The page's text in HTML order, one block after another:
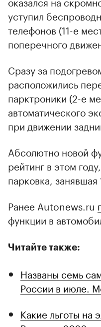
уступил
телефонов (11-е
поперечного
Сразу за
расположились
парктроники (2-е
автоматического
при движении
Абсолютно новой
рейтинг в этом
парковка, занявшая
Ранее Autonews.ru
функции в
Читайте также:
Названы семь
России в июле.
Какие льготы на